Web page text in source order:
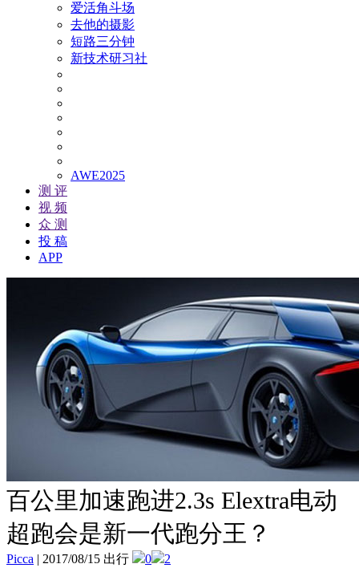
爱活角斗场
去他的摄影
短路三分钟
新技术研习社
AWE2025
测 评
视 频
众 测
投 稿
APP
百公里加速跑进2.3s Elextra电动
超跑会是新一代跑分王？
Picca | 2017/08/15 出行 0
2